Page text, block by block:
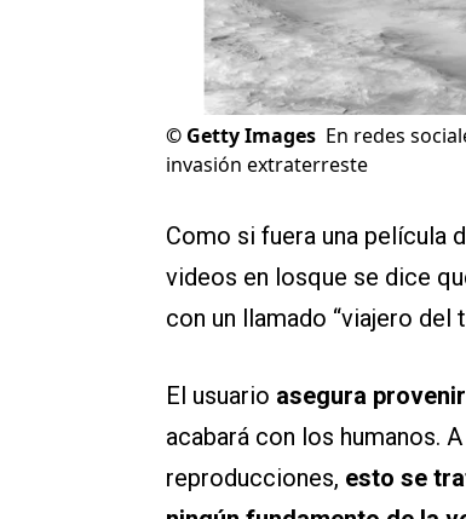
© Getty Images En redes
invasión extraterreste
Como si fuera una película
videos en losque se dice
con un llamado “viajero
El usuario asegura
acabará con los humanos.
reproducciones, esto se